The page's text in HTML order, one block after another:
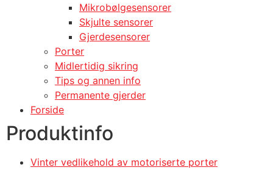
Mikrobølgesensorer
Skjulte sensorer
Gjerdesensorer
Porter
Midlertidig sikring
Tips og annen info
Permanente gjerder
Forside
Produktinfo
Vinter vedlikehold av motoriserte porter